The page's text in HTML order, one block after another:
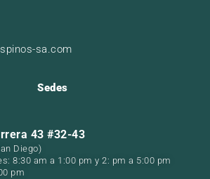
sa.com
Sedes
43 #32-43
Diego)
8:30 am a 1:00 pm y 2: pm a 5:00 pm
pm